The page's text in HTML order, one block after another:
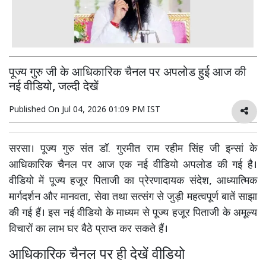
पूज्य गुरु जी के आधिकारिक चैनल पर अपलोड हुई आज की
नई वीडियो, जल्दी देखें
Published On Jul 04, 2026 01:09 PM IST
सरसा। पूज्य गुरु संत डॉ. गुरमीत राम रहीम सिंह जी इन्सां के
आधिकारिक चैनल पर आज एक नई वीडियो अपलोड की गई है।
वीडियो में पूज्य हजूर पिताजी का प्रेरणादायक संदेश, आध्यात्मिक
मार्गदर्शन और मानवता, सेवा तथा सत्संग से जुड़ी महत्वपूर्ण बातें साझा
की गई हैं। इस नई वीडियो के माध्यम से पूज्य हजूर पिताजी के अमूल्य
विचारों का लाभ घर बैठे प्राप्त कर सकते हैं।
आधिकारिक चैनल पर ही देखें वीडियो